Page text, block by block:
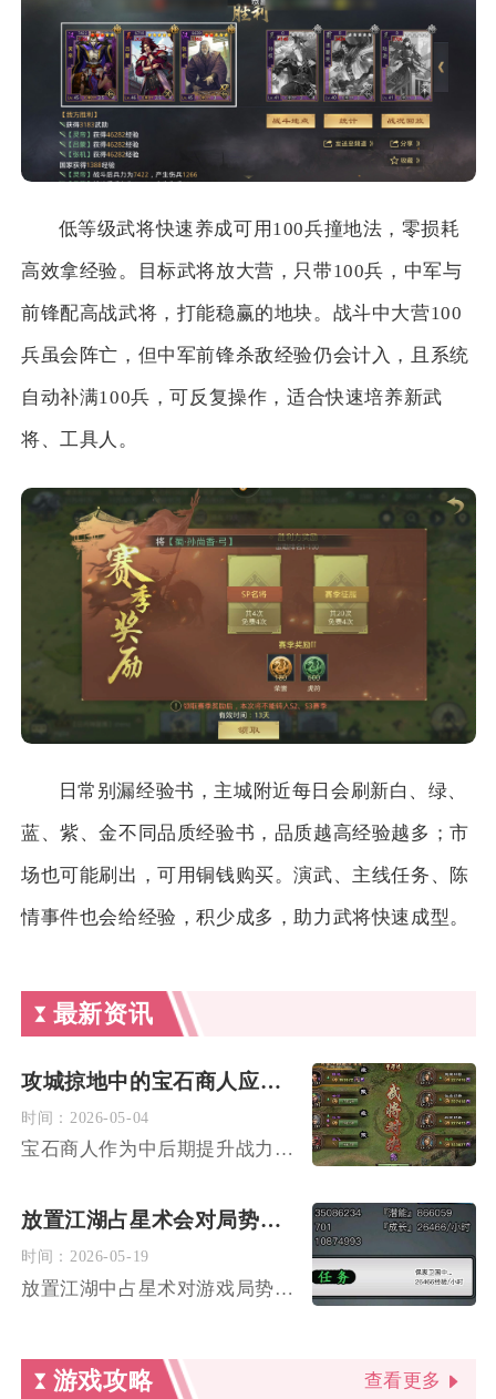
低等级武将快速养成可用100兵撞地法，零损耗
高效拿经验。目标武将放大营，只带100兵，中军与
前锋配高战武将，打能稳赢的地块。战斗中大营100
兵虽会阵亡，但中军前锋杀敌经验仍会计入，且系统
自动补满100兵，可反复操作，适合快速培养新武
将、工具人。
日常别漏经验书，主城附近每日会刷新白、绿、
蓝、紫、金不同品质经验书，品质越高经验越多；市
场也可能刷出，可用铜钱购买。演武、主线任务、陈
情事件也会给经验，积少成多，助力武将快速成型。
最新资讯
攻城掠地中的宝石商人应该如何运筹帷幄
时间： 2026-05-04
宝石商人作为中后期提升战力的核心玩法，其运筹核心在于建立精准...
放置江湖占星术会对局势产生什么影响
时间： 2026-05-19
放置江湖中占星术对游戏局势的影响是全方位重塑资源分配、门派博...
游戏攻略 查看更多